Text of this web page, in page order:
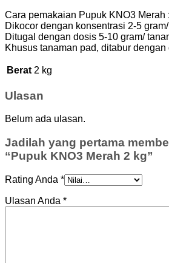
Cara pemakaian Pupuk KNO3 Merah :
Dikocor dengan konsentrasi 2-5
Ditugal dengan dosis 5-10 gram/
Khusus tanaman pad, ditabur dengan
Berat 2 kg
Ulasan
Belum ada ulasan.
Jadilah yang pertama
“Pupuk KNO3 Merah 2 kg”
Rating Anda *
Ulasan Anda *